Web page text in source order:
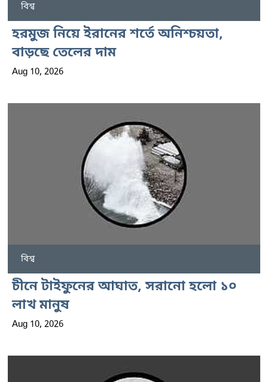
বিশ্ব
হরমুজ নিয়ে ইরানের শর্তে অনিশ্চয়তা,
বাড়ছে তেলের দাম
Aug 10, 2026
বিশ্ব
চীনে টাইফুনের আঘাত, সরানো হলো ১০
লাখ মানুষ
Aug 10, 2026